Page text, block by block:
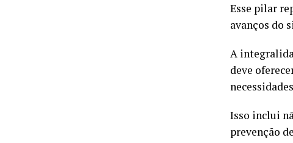
Esse pilar
avanços do
A
deve
Isso inclui
prevenção